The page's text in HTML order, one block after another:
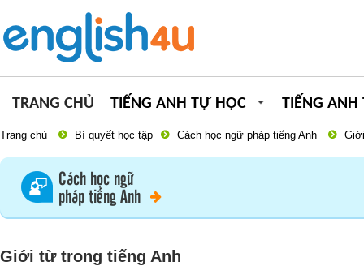
TRANG CHỦ TIẾNG ANH TỰ HỌC TIẾNG ANH
Trang chủ Bí quyết học tập Cách học ngữ pháp tiếng Anh
Cách học ngữ
pháp tiếng Anh
Giới từ trong tiếng Anh